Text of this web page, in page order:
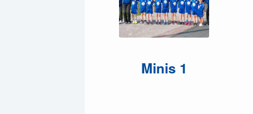
Minis 1